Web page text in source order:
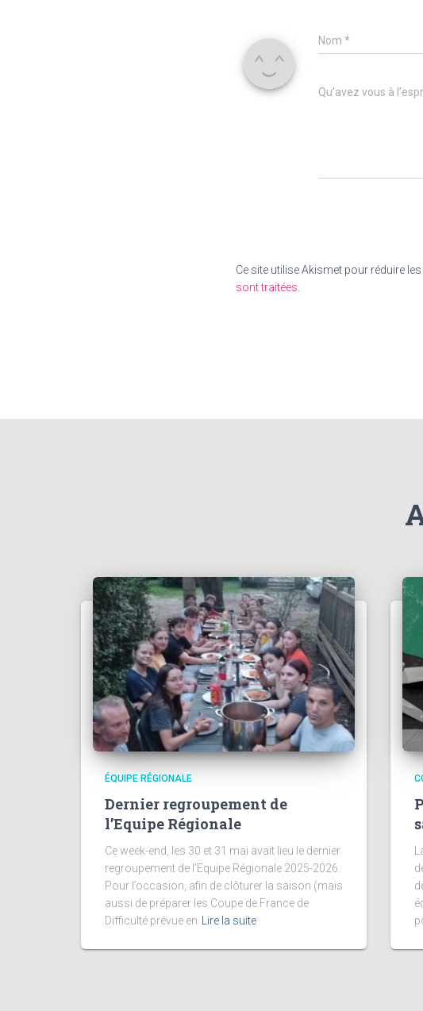
Nom *
Qu’avez vous à
Ce site utilise Akismet pour réduire
sont traitées
ÉQUIPE RÉGIONALE
Dernier regroupement de
l’Equipe Régionale
Ce week-end, les 30 et 31 mai avait lieu le dernier
regroupement de l’Equipe Régionale 2025-2026.
Pour l’occasion, afin de clôturer la saison (mais
aussi de préparer les Coupe de France de
Difficulté prévue en Lire la suite